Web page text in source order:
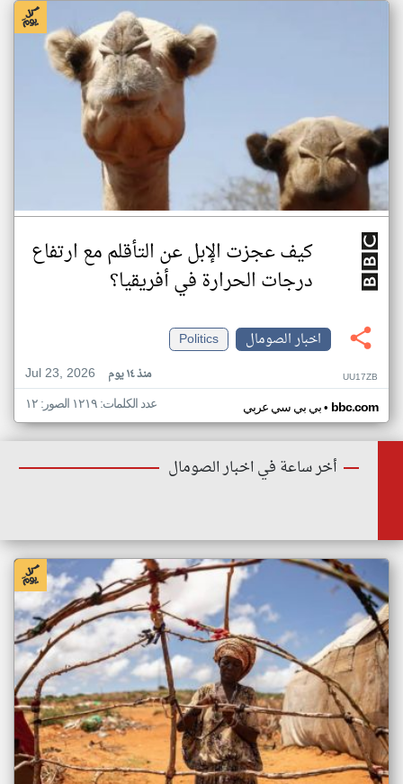
كيف عجزت الإبل عن التأقلم مع ارتفاع
درجات الحرارة في أفريقيا؟
اخبار الصومال
Politics
Jul 23, 2026
منذ ١٤ يوم UU17ZB
بي بي سي عربي• bbc.com عدد الكلمات: ١٢١٩ الصور: ١٢
أخر ساعة في اخبار الصومال